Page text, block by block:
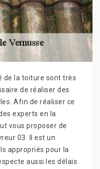
de la toiture sont très
de réaliser des
Afin de réaliser ce
experts en la
vous proposer de
03. Il est un
appropriés pour la
aussi les délais